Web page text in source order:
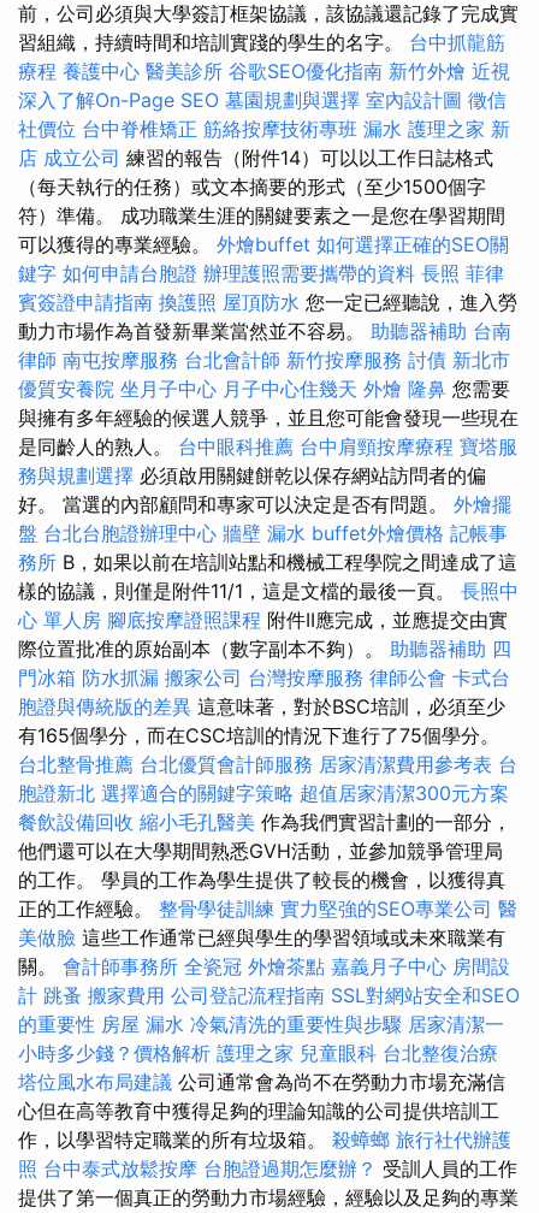
前，公司必須與大學簽訂框架協議，該協議還記錄了完成實
習組織，持續時間和培訓實踐的學生的名字。 台中抓龍筋
療程 養護中心 醫美診所 谷歌SEO優化指南 新竹外燴 近視
深入了解On-Page SEO 墓園規劃與選擇 室內設計圖 徵信
社價位 台中脊椎矯正 筋絡按摩技術專班 漏水 護理之家 新
店 成立公司 練習的報告（附件14）可以以工作日誌格式
（每天執行的任務）或文本摘要的形式（至少1500個字
符）準備。 成功職業生涯的關鍵要素之一是您在學習期間
可以獲得的專業經驗。 外燴buffet 如何選擇正確的SEO關
鍵字 如何申請台胞證 辦理護照需要攜帶的資料 長照 菲律
賓簽證申請指南 換護照 屋頂防水 您一定已經聽說，進入勞
動力市場作為首發新畢業當然並不容易。 助聽器補助 台南
律師 南屯按摩服務 台北會計師 新竹按摩服務 討債 新北市
優質安養院 坐月子中心 月子中心住幾天 外燴 隆鼻 您需要
與擁有多年經驗的候選人競爭，並且您可能會發現一些現在
是同齡人的熟人。 台中眼科推薦 台中肩頸按摩療程 寶塔服
務與規劃選擇 必須啟用關鍵餅乾以保存網站訪問者的偏
好。 當選的內部顧問和專家可以決定是否有問題。 外燴擺
盤 台北台胞證辦理中心 牆壁 漏水 buffet外燴價格 記帳事
務所 B，如果以前在培訓站點和機械工程學院之間達成了這
樣的協議，則僅是附件11/1，這是文檔的最後一頁。 長照中
心 單人房 腳底按摩證照課程 附件II應完成，並應提交由實
際位置批准的原始副本（數字副本不夠）。 助聽器補助 四
門冰箱 防水抓漏 搬家公司 台灣按摩服務 律師公會 卡式台
胞證與傳統版的差異 這意味著，對於BSC培訓，必須至少
有165個學分，而在CSC培訓的情況下進行了75個學分。
台北整骨推薦 台北優質會計師服務 居家清潔費用參考表 台
胞證新北 選擇適合的關鍵字策略 超值居家清潔300元方案
餐飲設備回收 縮小毛孔醫美 作為我們實習計劃的一部分，
他們還可以在大學期間熟悉GVH活動，並參加競爭管理局
的工作。 學員的工作為學生提供了較長的機會，以獲得真
正的工作經驗。 整骨學徒訓練 實力堅強的SEO專業公司 醫
美做臉 這些工作通常已經與學生的學習領域或未來職業有
關。 會計師事務所 全瓷冠 外燴茶點 嘉義月子中心 房間設
計 跳蚤 搬家費用 公司登記流程指南 SSL對網站安全和SEO
的重要性 房屋 漏水 冷氣清洗的重要性與步驟 居家清潔一
小時多少錢？價格解析 護理之家 兒童眼科 台北整復治療
塔位風水布局建議 公司通常會為尚不在勞動力市場充滿信
心但在高等教育中獲得足夠的理論知識的公司提供培訓工
作，以學習特定職業的所有垃圾箱。 殺蟑螂 旅行社代辦護
照 台中泰式放鬆按摩 台胞證過期怎麼辦？ 受訓人員的工作
提供了第一個真正的勞動力市場經驗，經驗以及足夠的專業